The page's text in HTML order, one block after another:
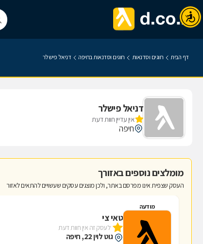
דף הבית חוגים וסדנאות חוגים וסדנאות בחיפה דניאל פישלר
דניאל פישלר
אין עדיין חוות דעת
חיפה
מומלצים נוספים באזורך
העסק שצפית אינו מפרסם באתר, ולכן מוצגים עסקים שעשויים להתאים לאזור
מודעה
טאי צי
לעסק זה אין חוות דעת
גוט לוין 22, חיפה